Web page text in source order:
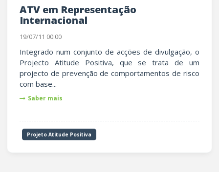
ATV em Representação
Internacional
19/07/11 00:00
Integrado num conjunto de acções de divulgação, o
Projecto Atitude Positiva, que se trata de um
projecto de prevenção de comportamentos de risco
com base...
Saber mais
Projeto Atitude Positiva